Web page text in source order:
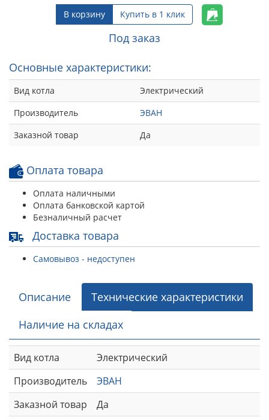
В корзину Купить в 1 клик
Под заказ
Основные характеристики:
Вид котла
Электрический
Производитель
ЭВАН
Заказной товар
Да
Оплата товара
Оплата наличными
Оплата банковской картой
Безналичный расчет
Доставка товара
Самовывоз - недоступен
Описание
Технические характеристики
Наличие на складах
Вид котла
Электрический
Производитель
ЭВАН
Заказной товар
Да